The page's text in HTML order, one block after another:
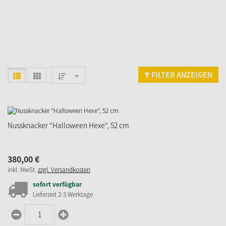
FILTER ANZEIGEN
Nussknacker "Halloween Hexe", 52 cm
380,00€
inkl. MwSt. zzgl. Versandkosten
sofort verfügbar
Lieferzeit 2-3 Werktage